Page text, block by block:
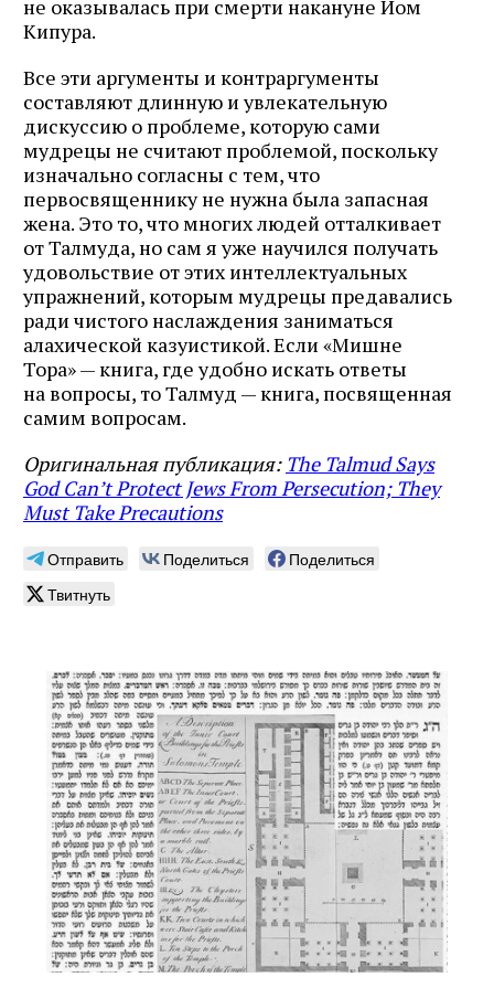
не оказывалась при смерти накануне Йом
Кипура.
Все эти аргументы и контраргументы
составляют длинную и увлекательную
дискуссию о проблеме, которую сами
мудрецы не считают проблемой, поскольку
изначально согласны с тем, что
первосвященнику не нужна была запасная
жена. Это то, что многих людей отталкивает
от Талмуда, но сам я уже научился получать
удовольствие от этих интеллектуальных
упражнений, которым мудрецы предавались
ради чистого наслаждения заниматься
алахической казуистикой. Если «Мишне
Тора» — книга, где удобно искать ответы
на вопросы, то Талмуд — книга, посвященная
самим вопросам.
Оригинальная публикация: The Talmud Says
God Can’t Protect Jews From Persecution; They
Must Take Precautions
Отправить Поделиться
Поделиться
Твитнуть